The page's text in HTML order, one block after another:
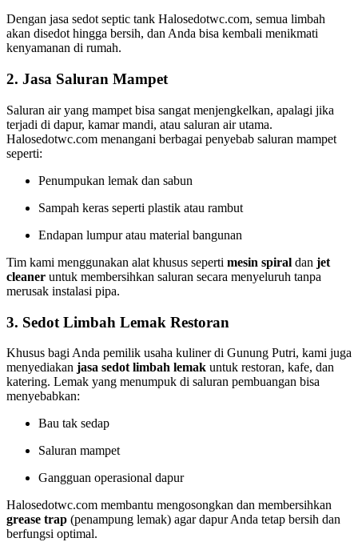
Dengan jasa sedot septic tank Halosedotwc.com, semua limbah
akan disedot hingga bersih, dan Anda bisa kembali menikmati
kenyamanan di rumah.
2. Jasa Saluran Mampet
Saluran air yang mampet bisa sangat menjengkelkan, apalagi jika
terjadi di dapur, kamar mandi, atau saluran air utama.
Halosedotwc.com menangani berbagai penyebab saluran mampet
seperti:
Penumpukan lemak dan sabun
Sampah keras seperti plastik atau rambut
Endapan lumpur atau material bangunan
Tim kami menggunakan alat khusus seperti mesin spiral dan jet
cleaner untuk membersihkan saluran secara menyeluruh tanpa
merusak instalasi pipa.
3. Sedot Limbah Lemak Restoran
Khusus bagi Anda pemilik usaha kuliner di Gunung Putri, kami juga
menyediakan jasa sedot limbah lemak untuk restoran, kafe, dan
katering. Lemak yang menumpuk di saluran pembuangan bisa
menyebabkan:
Bau tak sedap
Saluran mampet
Gangguan operasional dapur
Halosedotwc.com membantu mengosongkan dan membersihkan
grease trap (penampung lemak) agar dapur Anda tetap bersih dan
berfungsi optimal.